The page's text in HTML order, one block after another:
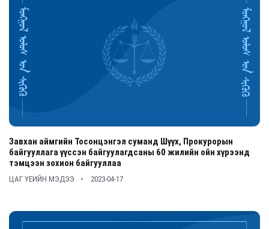
Завхан аймгийн Тосонцэнгэл суманд Шүүх, Прокурорын
байгууллага үүссэн байгуулагдсаны 60 жилийн ойн хүрээнд
тэмцээн зохион байгууллаа
ЦАГ ҮЕИЙН МЭДЭЭ 2023-04-17